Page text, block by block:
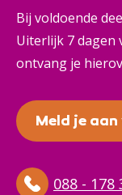
Bij voldoende
Uiterlijk 7 dagen
ontvang je
Meld je
088 - 178